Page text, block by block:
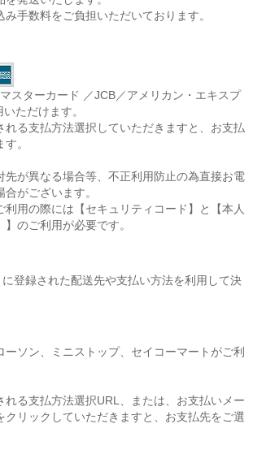
み手数料をご負担いただいております。
スターカード ／JCB／アメリカン・エキスプ
ただけます。
れる支払方法選択していただきますと、お支払
。
先が異なる場合等、不正利用防止の為直接お電
がございます。
利用の際には【セキュリティコード】と【本人
のご利用が必要です。
登録された配送先や支払い方法を利用して決
ーソン、ミニストップ、セイコーマートがご利
れる支払方法選択URL、または、お支払いメー
クリックしていただきますと、お支払先をご選